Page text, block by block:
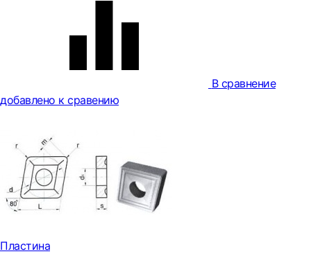
В сравнение
добавлено к сравению
Пластина